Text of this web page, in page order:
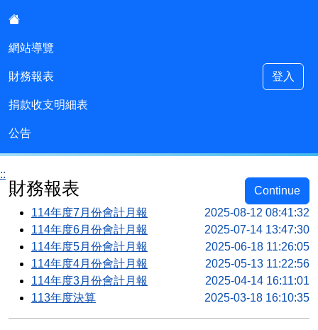
網站導覽
財務報表
捐款收支明細表
公告
登入
財務報表
Continue
114年度7月份會計月報
2025-08-12 08:41:32
114年度6月份會計月報
2025-07-14 13:47:30
114年度5月份會計月報
2025-06-18 11:26:05
114年度4月份會計月報
2025-05-13 11:22:56
114年度3月份會計月報
2025-04-14 16:11:01
113年度決算
2025-03-18 16:10:35